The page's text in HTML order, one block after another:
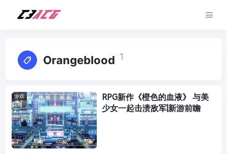
Orangeblood 1
游戏
RPG新作《橙色的血液》 与美
少女一起击溃敌军|新游前瞻